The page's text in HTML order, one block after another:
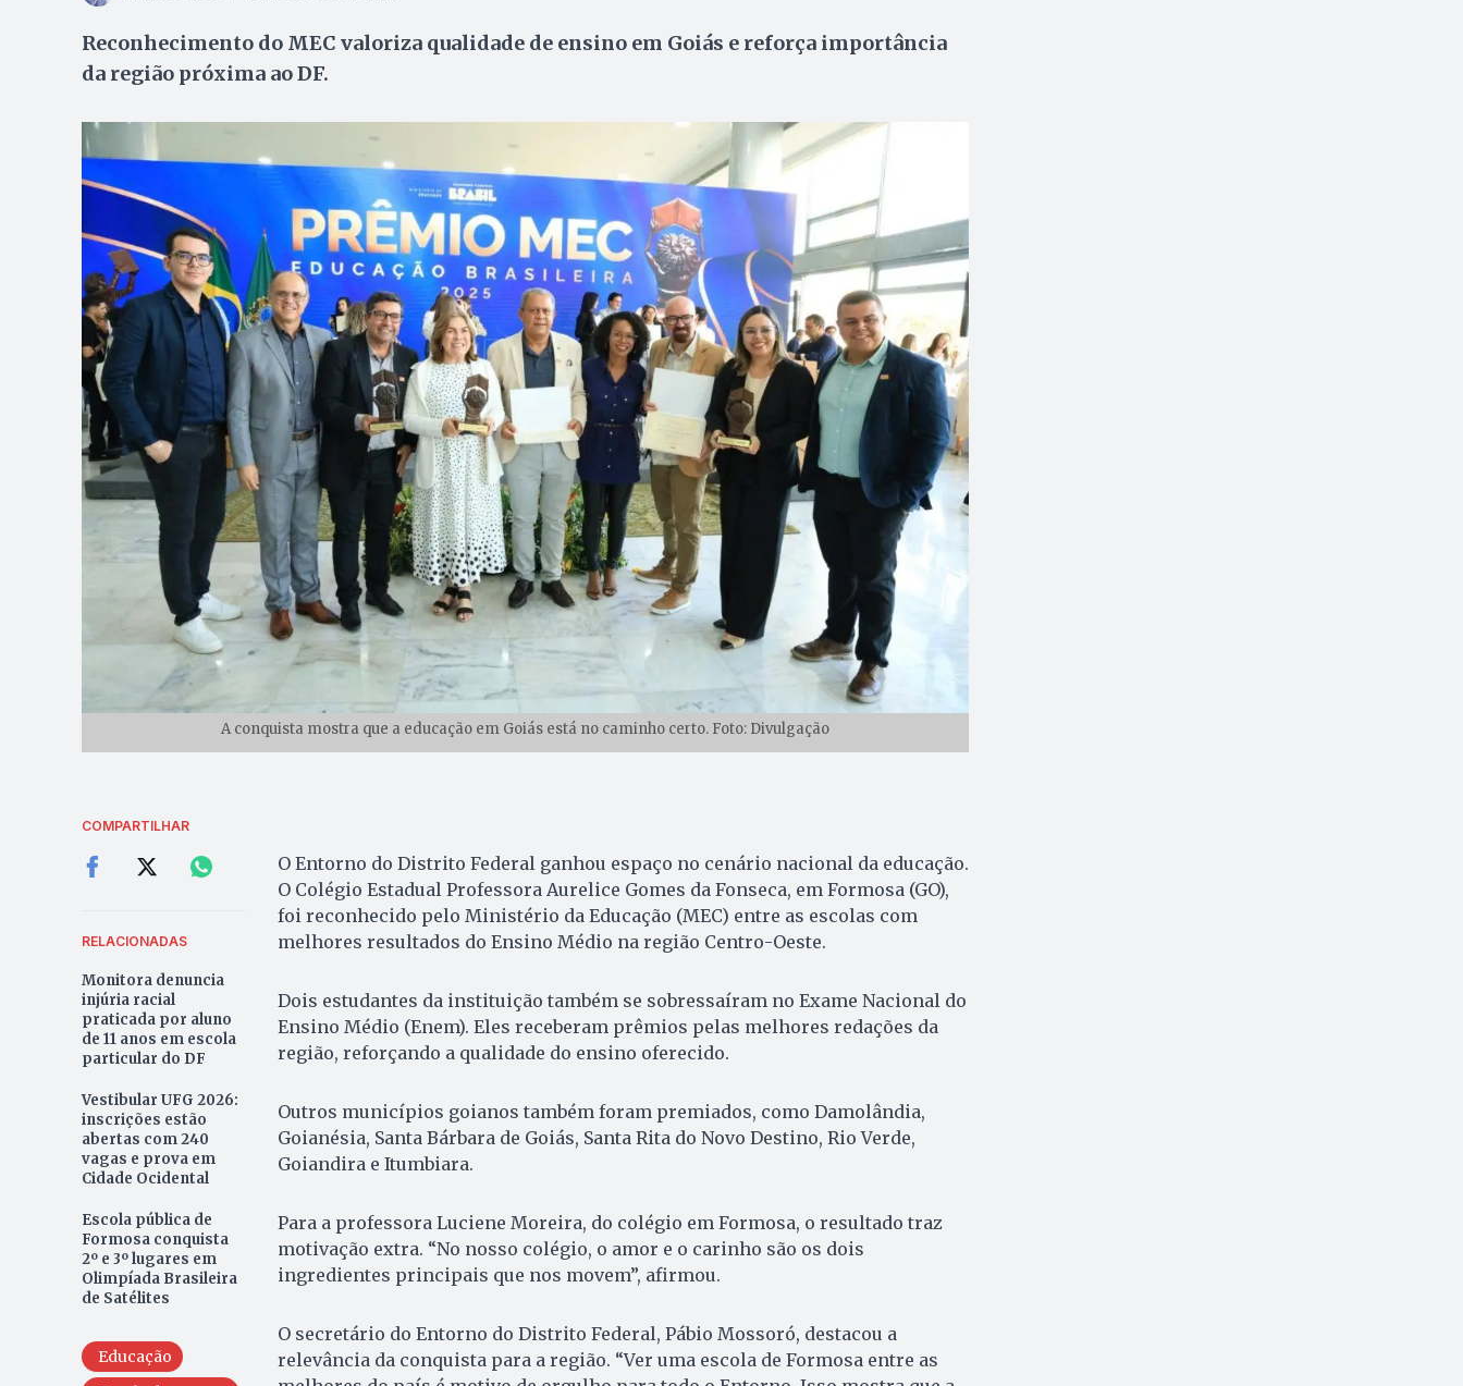
Reconhecimento do MEC valoriza qualidade de ensino em Goiás e reforça importância
da região próxima ao DF.
A conquista mostra que a educação em Goiás está no caminho certo. Foto: Divulgação
COMPARTILHAR
RELACIONADAS
Monitora denuncia
injúria racial
praticada por aluno
de 11 anos em escola
particular do DF
Vestibular UFG 2026:
inscrições estão
abertas com 240
vagas e prova em
Cidade Ocidental
Escola pública de
Formosa conquista
2º e 3º lugares em
Olimpíada Brasileira
de Satélites
Educação
O Entorno do Distrito Federal ganhou espaço no cenário nacional da educação.
O Colégio Estadual Professora Aurelice Gomes da Fonseca, em Formosa (GO),
foi reconhecido pelo Ministério da Educação (MEC) entre as escolas com
melhores resultados do Ensino Médio na região Centro-Oeste.
Dois estudantes da instituição também se sobressaíram no Exame Nacional do
Ensino Médio (Enem). Eles receberam prêmios pelas melhores redações da
região, reforçando a qualidade do ensino oferecido.
Outros municípios goianos também foram premiados, como Damolândia,
Goianésia, Santa Bárbara de Goiás, Santa Rita do Novo Destino, Rio Verde,
Goiandira e Itumbiara.
Para a professora Luciene Moreira, do colégio em Formosa, o resultado traz
motivação extra. “No nosso colégio, o amor e o carinho são os dois
ingredientes principais que nos movem”, afirmou.
O secretário do Entorno do Distrito Federal, Pábio Mossoró, destacou a
relevância da conquista para a região. “Ver uma escola de Formosa entre as